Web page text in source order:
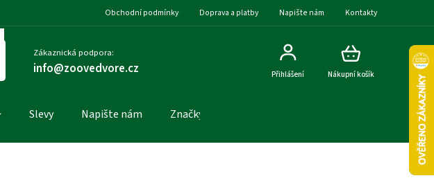
Obchodní podmínky Doprava a platby Napište nám Kontakty
Zákaznická podpora:
info@zoovedvore.cz Nákupní košík
Přihlášení
Slevy Napište nám Značky